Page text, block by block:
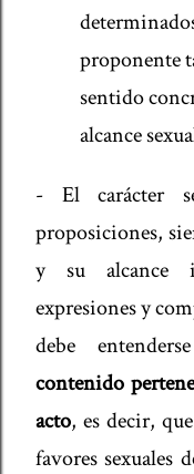
proponente
sentido
alcance
- El carácter
proposiciones,
y su alcance
expresiones y
debe
contenido
acto, es decir,
favores sexuales